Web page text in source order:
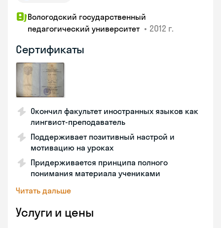
Вологодский государственный
педагогический университет • 2012 г.
Сертификаты
Окончил факультет иностранных языков как
лингвист-преподаватель
Поддерживает позитивный настрой и
мотивацию на уроках
Придерживается принципа полного
понимания материала учениками
Читать дальше
Услуги и цены